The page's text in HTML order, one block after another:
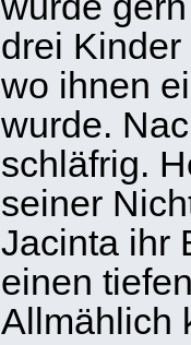
drei
wo ihnen
wurde.
schläfrig.
seiner
Jacinta ihr
einen
Allmählich